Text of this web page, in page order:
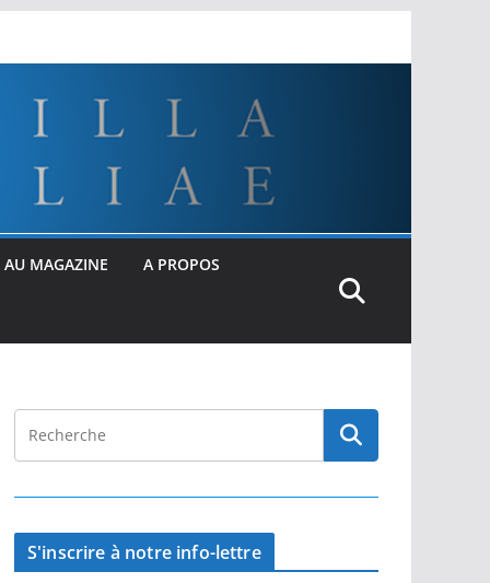
AU MAGAZINE A PROPOS
S'inscrire à notre info-lettre